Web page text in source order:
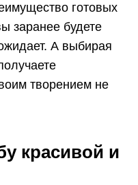
готовых
заранее будете
А выбирая
творением не
красивой и